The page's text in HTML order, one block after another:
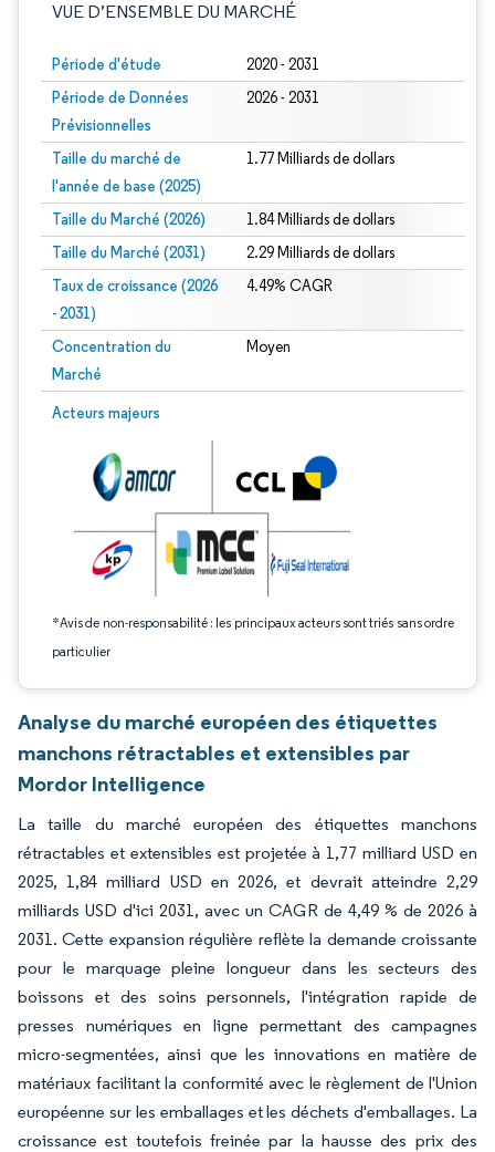
VUE D’ENSEMBLE DU MARCHÉ
Période d'étude 2020 - 2031
Période de Données
Prévisionnelles
2026 - 2031
Taille du marché de
l'année de base (2025)
1.77 Milliards de dollars
Taille du Marché (2026) 1.84 Milliards de dollars
Taille du Marché (2031) 2.29 Milliards de dollars
Taux de croissance (2026
- 2031)
4.49% CAGR
Concentration du
Marché
Moyen
Acteurs majeurs
*Avis de non-responsabilité : les principaux acteurs sont triés sans ordre
particulier
Image © Mordor Intelligence. La réutilisation nécessite une attribution sous CC
Analyse du marché européen des étiquettes
manchons rétractables et extensibles par
Mordor Intelligence
La taille du marché européen des étiquettes manchons
rétractables et extensibles est projetée à 1,77 milliard USD en
2025, 1,84 milliard USD en 2026, et devrait atteindre 2,29
milliards USD d'ici 2031, avec un CAGR de 4,49 % de 2026 à
2031. Cette expansion régulière reflète la demande croissante
pour le marquage pleine longueur dans les secteurs des
boissons et des soins personnels, l'intégration rapide de
presses numériques en ligne permettant des campagnes
micro-segmentées, ainsi que les innovations en matière de
matériaux facilitant la conformité avec le règlement de l'Union
européenne sur les emballages et les déchets d'emballages. La
croissance est toutefois freinée par la hausse des prix des